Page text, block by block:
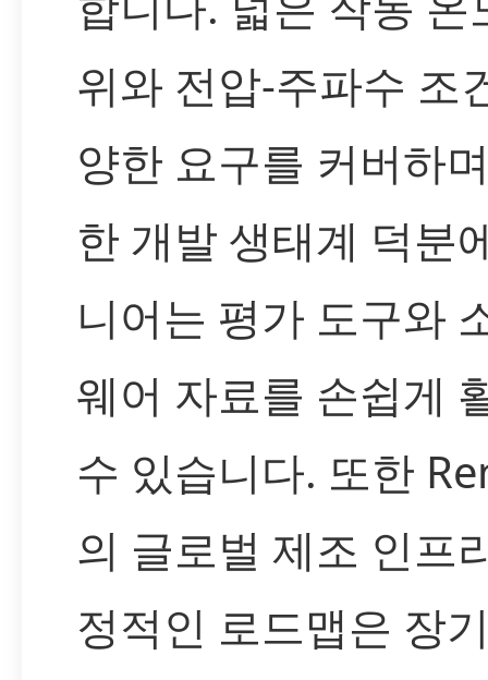
위와 전압-주파수 조
양한 요구를 커버하
한 개발 생태계 덕분
니어는 평가 도구와
웨어 자료를 손쉽게
수 있습니다. 또한
의 글로벌 제조 인프
정적인 로드맵은 장